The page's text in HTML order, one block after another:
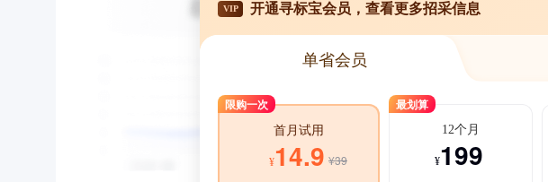
VIP 开通寻标宝会员，查看更多招采信息
单省会员
限购一次
首月试用
¥14.9 ¥39
最划算
12个月
¥199